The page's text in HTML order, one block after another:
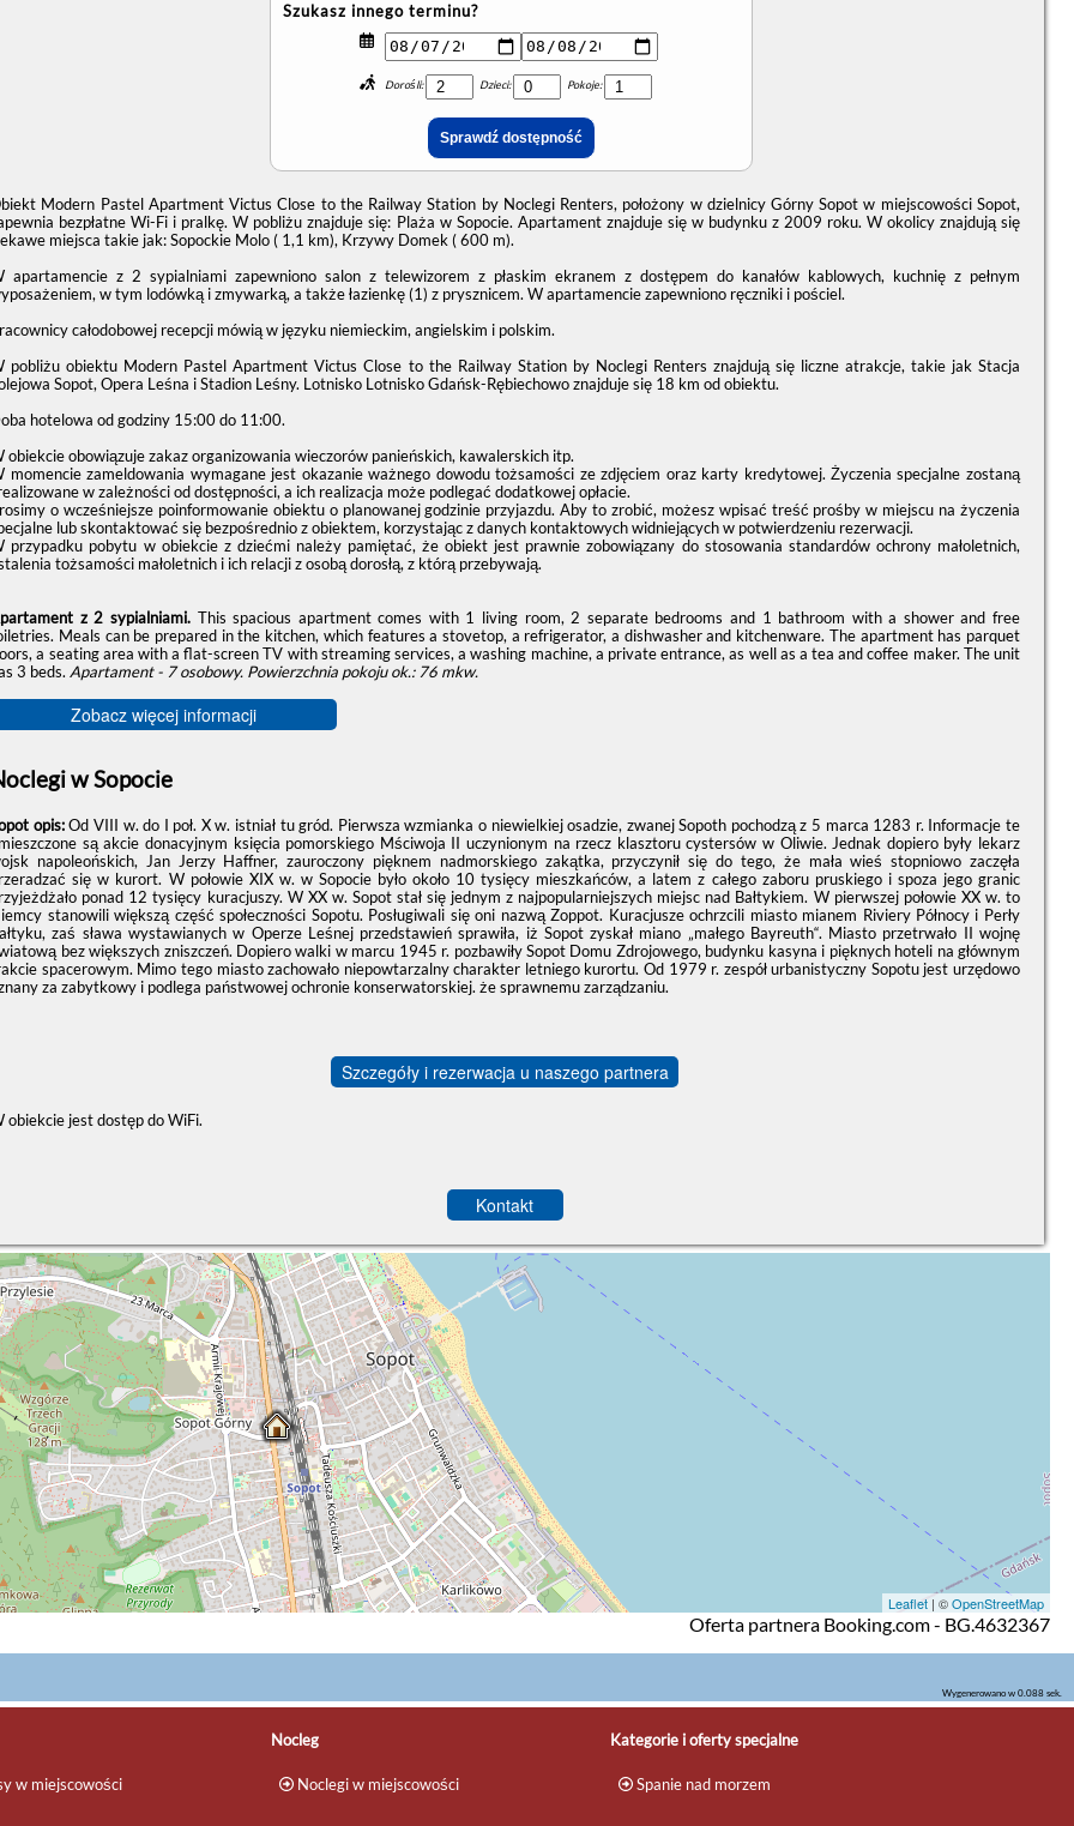
Szukasz innego terminu?
Dorośli: Dzieci: Pokoje:
Modern Pastel Apartment Victus Close to the Railway Station by Noclegi Renters, położony w dzielnicy Górny Sopot w miejscowości Sopot,
bezpłatne Wi-Fi i pralkę. W pobliżu znajduje się: Plaża w Sopocie. Apartament znajduje się w budynku z 2009 roku. W okolicy znajdują się
miejsca takie jak: Sopockie Molo ( 1,1 km), Krzywy Domek ( 600 m).
apartamencie z 2 sypialniami zapewniono salon z telewizorem z płaskim ekranem z dostępem do kanałów kablowych, kuchnię z pełnym
w tym lodówką i zmywarką, a także łazienkę (1) z prysznicem. W apartamencie zapewniono ręczniki i pościel.
całodobowej recepcji mówią w języku niemieckim, angielskim i polskim.
pobliżu obiektu Modern Pastel Apartment Victus Close to the Railway Station by Noclegi Renters znajdują się liczne atrakcje, takie jak Stacja
Sopot, Opera Leśna i Stadion Leśny. Lotnisko Lotnisko Gdańsk-Rębiechowo znajduje się 18 km od obiektu.
hotelowa od godziny 15:00do 11:00.
obiekcie obowiązuje zakaz organizowania wieczorów panieńskich, kawalerskich itp.
momencie zameldowania wymagane jest okazanie ważnego dowodu tożsamości ze zdjęciem oraz karty kredytowej. Życzenia specjalne zostaną
w zależności od dostępności, a ich realizacja może podlegać dodatkowej opłacie.
o wcześniejsze poinformowanie obiektu o planowanej godzinie przyjazdu. Aby to zrobić, możesz wpisać treść prośby w miejscu na życzenia
lub skontaktować się bezpośrednio z obiektem, korzystając z danych kontaktowych widniejących w potwierdzeniu rezerwacji.
przypadku pobytu w obiekcie z dziećmi należy pamiętać, że obiekt jest prawnie zobowiązany do stosowania standardów ochrony małoletnich,
tożsamości małoletnich i ich relacji z osobą dorosłą, z którą przebywają.
z 2 sypialniami.This spacious apartment comes with 1 living room, 2 separate bedrooms and 1 bathroom with a shower and free
Meals can be prepared in the kitchen, which features a stovetop, a refrigerator, a dishwasher and kitchenware. The apartment has parquet
a seating area with a flat-screen TV with streaming services, a washing machine, a private entrance, as well as a tea and coffee maker. The unit
3 beds. Apartament - 7 osobowy. Powierzchnia pokoju ok.: 76 mkw.
Zobacz więcej informacji
w Sopocie
opis:Od VIII w. do I poł. X w. istniał tu gród. Pierwsza wzmianka o niewielkiej osadzie, zwanej Sopoth pochodzą z 5 marca 1283 r. Informacje te
są akcie donacyjnym księcia pomorskiego Mściwoja II uczynionym na rzecz klasztoru cystersów w Oliwie. Jednak dopiero były lekarz
napoleońskich, Jan Jerzy Haffner, zauroczony pięknem nadmorskiego zakątka, przyczynił się do tego, że mała wieś stopniowo zaczęła
się w kurort. W połowie XIX w. w Sopocie było około 10 tysięcy mieszkańców, a latem z całego zaboru pruskiego i spoza jego granic
ponad 12 tysięcy kuracjuszy. W XX w. Sopot stał się jednym z najpopularniejszych miejsc nad Bałtykiem. W pierwszej połowie XX w. to
stanowili większą część społeczności Sopotu. Posługiwali się oni nazwą Zoppot. Kuracjusze ochrzcili miasto mianem Riviery Północy i Perły
zaś sława wystawianych w Operze Leśnej przedstawień sprawiła, iż Sopot zyskał miano „małego Bayreuth“. Miasto przetrwało II wojnę
bez większych zniszczeń. Dopiero walki w marcu 1945 r. pozbawiły Sopot Domu Zdrojowego, budynku kasyna i pięknych hoteli na głównym
spacerowym. Mimo tego miasto zachowało niepowtarzalny charakter letniego kurortu. Od 1979 r. zespół urbanistyczny Sopotu jest urzędowo
za zabytkowy i podlega państwowej ochronie konserwatorskiej. że sprawnemu zarządzaniu.
Szczegóły i rezerwacja u naszego partnera
obiekcie jest dostęp do WiFi.
Kontakt
Leaflet | ©OpenStreetMap
Oferta partnera Booking.com - BG.4632367
Wygenerowano w 0.088 sek.
w miejscowości
Nocleg
Noclegi w miejscowości
Kategorie i oferty specjalne
Spanie nad morzem